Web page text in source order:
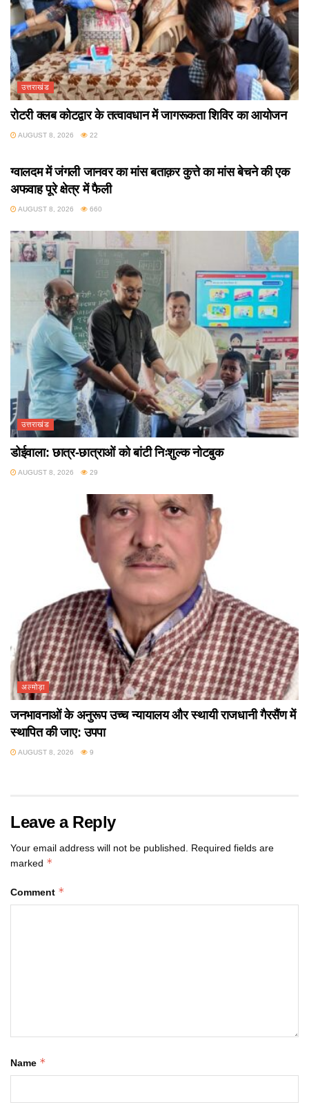
उत्तराखंड
रोटरी क्लब कोटद्वार के तत्वावधान में जागरूकता शिविर का आयोजन
AUGUST 8, 2026 22
ग्वालदम में जंगली जानवर का मांस बताक़र कुत्ते का मांस बेचने की एक
अफवाह पूरे क्षेत्र में फैली
AUGUST 8, 2026 660
उत्तराखंड
डोईवाला: छात्र-छात्राओं को बांटी निःशुल्क नोटबुक
AUGUST 8, 2026 29
अल्मोड़ा
जनभावनाओं के अनुरूप उच्च न्यायालय और स्थायी राजधानी गैरसैंण में
स्थापित की जाए: उपपा
AUGUST 8, 2026 9
Leave a Reply
Your email address will not be published. Required fields are
marked *
Comment *
Name *